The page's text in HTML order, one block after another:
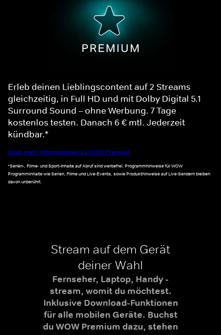
Erleb deinen Lieblingscontent auf 2 Streams
gleichzeitig, in Full HD und mit Dolby Digital 5.1
Surround Sound – ohne Werbung. 7 Tage
kostenlos testen. Danach 6 € mtl. Jederzeit
kündbar.*
Noch mehr Informationen zu WOW Premium
*Serien-, Filme- und Sport-Inhalte auf Abruf sind werbefrei. Programmhinweise für WOW
Programminhalte wie Serien, Filme und Live-Events, sowie Produkthinweise auf Live-Sendern bleiben
davon unberührt.
Stream auf dem Gerät
deiner Wahl
Fernseher, Laptop, Handy -
stream, womit du möchtest.
Inklusive Download-Funktionen
für alle mobilen Geräte. Buchst
du WOW Premium dazu, stehen